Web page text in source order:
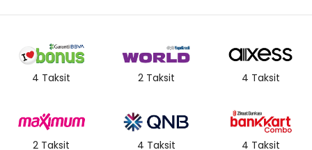
4 Taksit 2 Taksit 4 Taksit
2 Taksit 4 Taksit 4 Taksit